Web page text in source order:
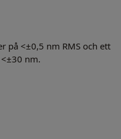
på <±0,5 nm RMS och ett
nm.